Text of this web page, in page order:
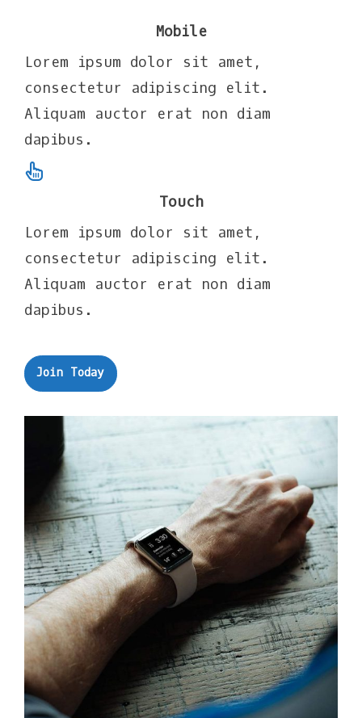
Mobile
Lorem ipsum dolor sit amet,
consectetur adipiscing elit.
Aliquam auctor erat non diam
dapibus.
Touch
Lorem ipsum dolor sit amet,
consectetur adipiscing elit.
Aliquam auctor erat non diam
dapibus.
Join Today